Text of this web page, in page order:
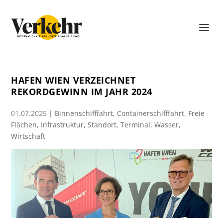
HAFEN WIEN VERZEICHNET
REKORDGEWINN IM JAHR 2024
01.07.2025 | Binnenschifffahrt, Containerschifffahrt, Freie
Flächen, Infrastruktur,Standort,Terminal,Wasser,
Wirtschaft